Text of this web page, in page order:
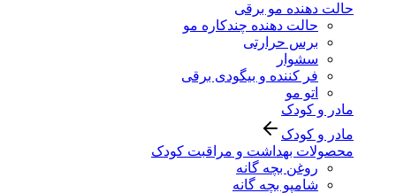
حالت دهنده مو برقی
حالت دهنده چندکاره مو
برس حرارتی
سشوار
فر کننده و بیگودی برقی
اتو مو
مادر و کودک
مادر و کودک
محصولات بهداشت و مراقبت کودک
روغن بچه گانه
شامپو بچه گانه